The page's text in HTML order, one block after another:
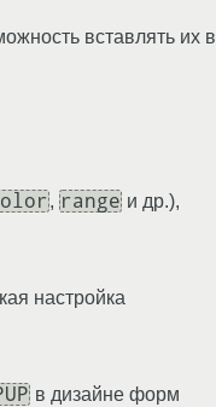
вставлять их в
, range и др.),
настройка
в дизайне форм